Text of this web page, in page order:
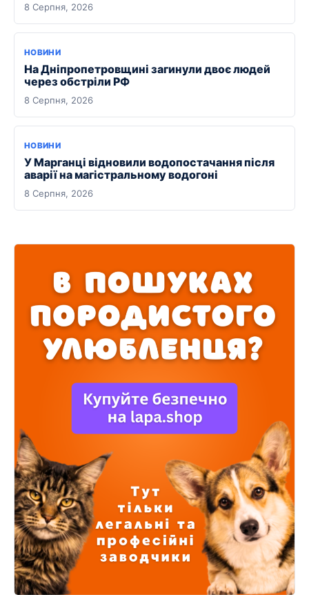
8 Серпня, 2026
НОВИНИ
На Дніпропетровщині загинули двоє людей
через обстріли РФ
8 Серпня, 2026
НОВИНИ
У Марганці відновили водопостачання після
аварії на магістральному водогоні
8 Серпня, 2026